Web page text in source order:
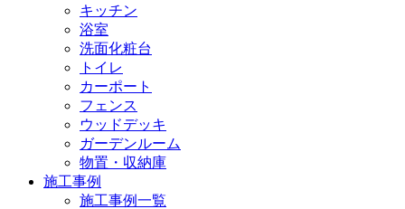
キッチン
浴室
洗面化粧台
トイレ
カーポート
フェンス
ウッドデッキ
ガーデンルーム
物置・収納庫
施工事例
施工事例一覧